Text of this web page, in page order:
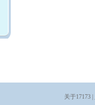
关于17173